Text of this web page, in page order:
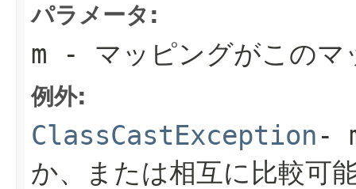
パラメータ:
m - マッピングがこのマ
例外:
ClassCastException -
か、または相互に比較可